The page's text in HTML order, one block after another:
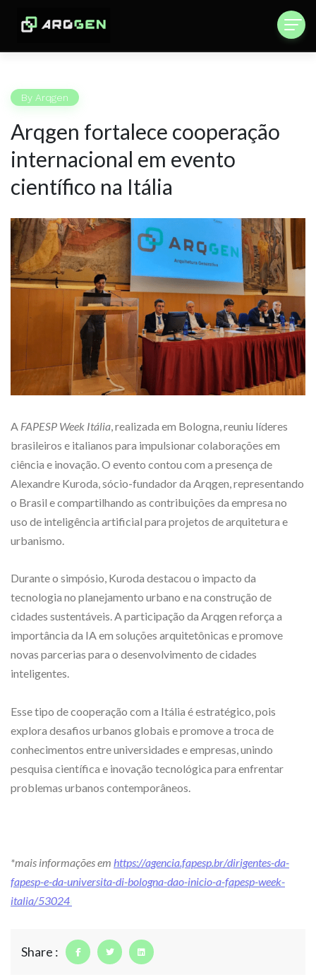
By Arqgen
Arqgen fortalece cooperação
internacional em evento
científico na Itália
A FAPESP Week Itália , realizada em Bologna, reuniu líderes
brasileiros e italianos para impulsionar colaborações em
ciência e inovação. O evento contou com a presença de
Alexandre Kuroda, sócio-fundador da Arqgen, representando
o Brasil e compartilhando as contribuições da empresa no
uso de inteligência artificial para projetos de arquitetura e
urbanismo.
Durante o simpósio, Kuroda destacou o impacto da
tecnologia no planejamento urbano e na construção de
cidades sustentáveis. A participação da Arqgen reforça a
importância da IA em soluções arquitetônicas e promove
novas parcerias para o desenvolvimento de cidades
inteligentes.
Esse tipo de cooperação com a Itália é estratégico, pois
explora desafios urbanos globais e promove a troca de
conhecimentos entre universidades e empresas, unindo
pesquisa científica e inovação tecnológica para enfrentar
problemas urbanos contemporâneos.
*mais informações em https://agencia.fapesp.br/dirigentes-da-
fapesp-e-da-universita-di-bologna-dao-inicio-a-fapesp-week-
italia/53024
Share :